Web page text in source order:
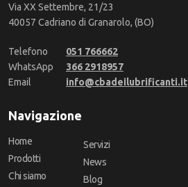
Via XX Settembre, 21/23
40057 Cadriano di Granarolo, (BO)
Telefono
051 766662
WhatsApp
366 2918957
Email
info@cbadeilubrificanti.it
Navigazione
Home
Prodotti
Chi siamo
Servizi
News
Blog